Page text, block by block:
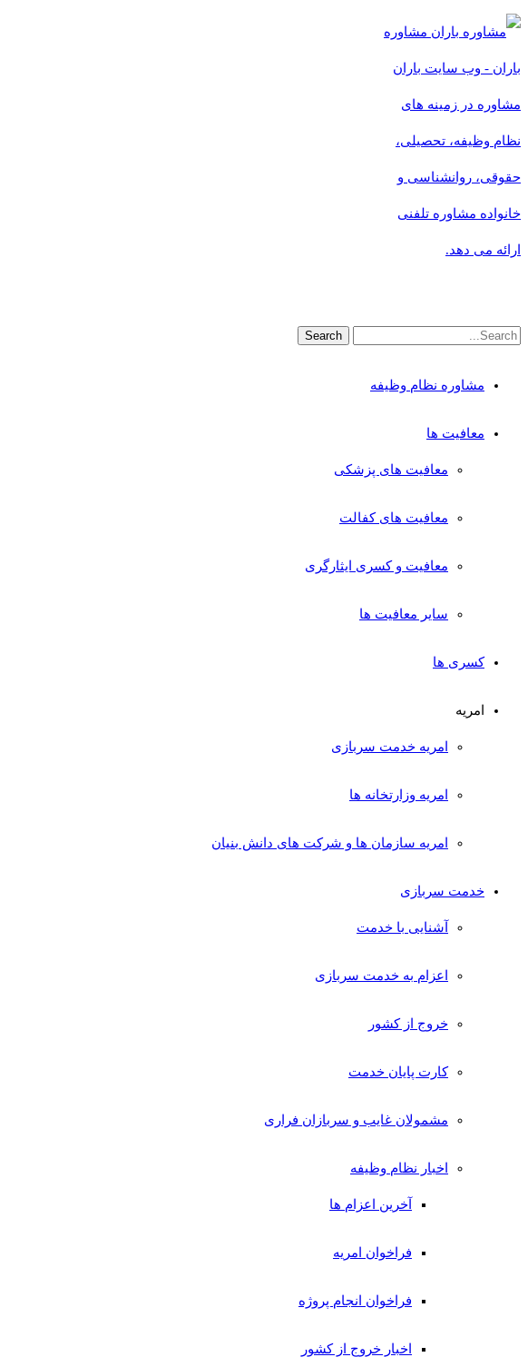
مشاوره
باران - وب سایت باران
مشاوره در زمینه های
نظام وظیفه، تحصیلی،
حقوقی، روانشناسی و
خانواده مشاوره تلفنی
ارائه می دهد.
مشاوره نظام وظیفه
معافیت ها
معافیت های پزشکی
معافیت های کفالت
معافیت و کسری ایثارگری
سایر معافیت ها
کسری ها
امریه
امریه خدمت سربازی
امریه وزارتخانه ها
امریه سازمان ها و شرکت های دانش بنیان
خدمت سربازی
آشنایی با خدمت
اعزام به خدمت سربازی
خروج از کشور
کارت پایان خدمت
مشمولان غایب و سربازان فراری
اخبار نظام وظیفه
آخرین اعزام ها
فراخوان امریه
فراخوان انجام پروژه
اخبار خروج از کشور